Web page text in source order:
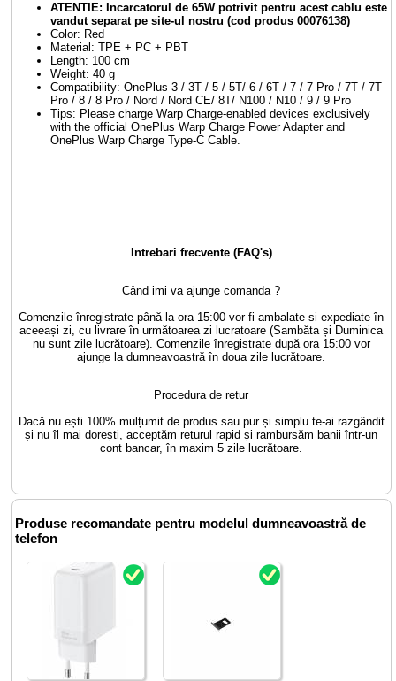
ATENTIE: Incarcatorul de 65W potrivit pentru acest cablu este
vandut separat pe site-ul nostru (cod produs 00076138)
Color: Red
Material: TPE + PC + PBT
Length: 100 cm
Weight: 40 g
Compatibility: OnePlus 3 / 3T / 5 / 5T/ 6 / 6T / 7 / 7 Pro / 7T / 7T
Pro / 8 / 8 Pro / Nord / Nord CE/ 8T/ N100 / N10 / 9 / 9 Pro
Tips: Please charge Warp Charge-enabled devices exclusively
with the official OnePlus Warp Charge Power Adapter and
OnePlus Warp Charge Type-C Cable.
Intrebari frecvente (FAQ's)
Când imi va ajunge comanda ?
Comenzile înregistrate până la ora 15:00 vor fi ambalate si expediate în
aceeași zi, cu livrare în următoarea zi lucratoare (Sambăta și Duminica
nu sunt zile lucrătoare). Comenzile înregistrate după ora 15:00 vor
ajunge la dumneavoastră în doua zile lucrătoare.
Procedura de retur
Dacă nu ești 100% mulțumit de produs sau pur și simplu te-ai razgândit
și nu îl mai dorești, acceptăm returul rapid și rambursăm banii într-un
cont bancar, în maxim 5 zile lucrătoare.
Produse recomandate pentru modelul dumneavoastră de
telefon